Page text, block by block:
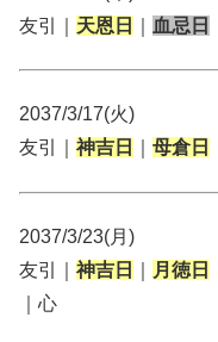
友引｜ 天恩日 血忌日
2037/3/17(火)
友引｜ 神吉日 母倉日
2037/3/23(月)
友引｜ 神吉日 月徳日
｜心